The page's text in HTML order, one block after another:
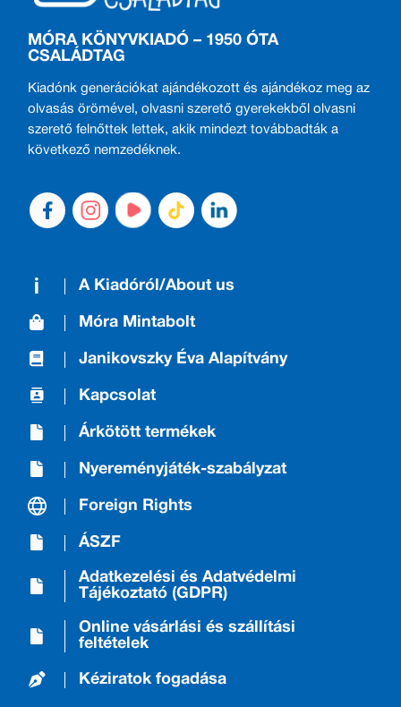
MÓRA KÖNYVKIADÓ – 1950 ÓTA
CSALÁDTAG
Kiadónk generációkat ajándékozott és ajándékoz meg az
olvasás örömével, olvasni szerető gyerekekből olvasni
szerető felnőttek lettek, akik mindezt továbbadták a
következő nemzedéknek.
A Kiadóról/About us
Móra Mintabolt
Janikovszky Éva Alapítvány
Kapcsolat
Árkötött termékek
Nyereményjáték-szabályzat
Foreign Rights
ÁSZF
Adatkezelési és Adatvédelmi
Tájékoztató (GDPR)
Online vásárlási és szállítási
feltételek
Kéziratok fogadása